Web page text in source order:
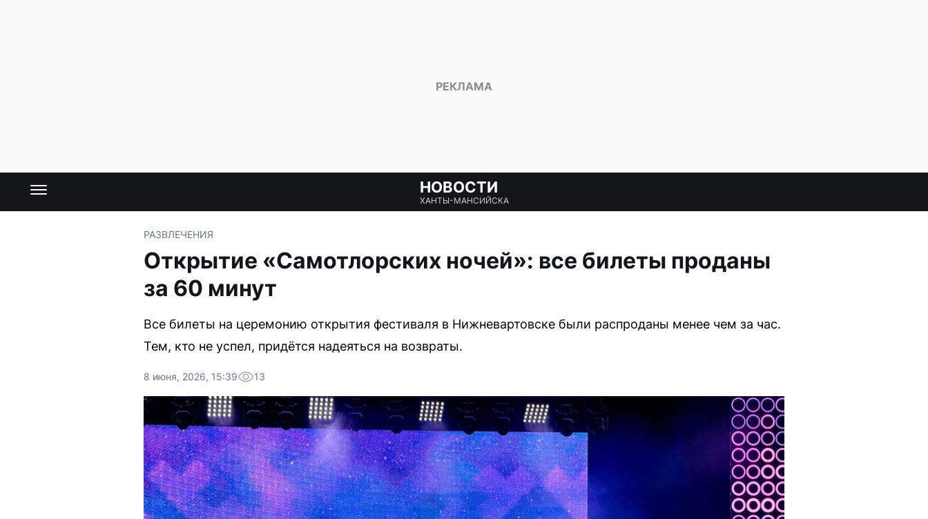
НОВОСТИ
ХАНТЫ-МАНСИЙСКА
РАЗВЛЕЧЕНИЯ
Открытие «Самотлорских ночей»: все билеты проданы
за 60 минут
Все билеты на церемонию открытия фестиваля в Нижневартовске были распроданы менее чем за час.
Тем, кто не успел, придётся надеяться на возвраты.
8 июня, 2026, 15:39 13